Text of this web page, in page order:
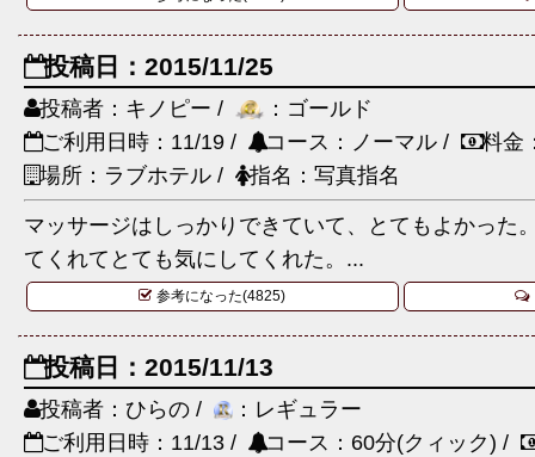
投稿日：2015/11/25
投稿者：キノピー /
：ゴールド
ご利用日時：11/19 /
コース：ノーマル /
料金
場所：ラブホテル /
指名：写真指名
マッサージはしっかりできていて、とてもよかった
てくれてとても気にしてくれた。...
参考になった(4825)
投稿日：2015/11/13
投稿者：ひらの /
：レギュラー
ご利用日時：11/13 /
コース：60分(クィック) /